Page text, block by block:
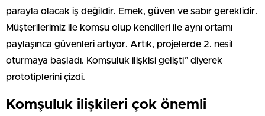
parayla olacak iş değildir. Emek, güven ve sabır gereklidir.
Müşterilerimiz ile komşu olup kendileri ile aynı ortamı
paylaşınca güvenleri artıyor. Artık, projelerde 2. nesil
oturmaya başladı. Komşuluk ilişkisi gelişti” diyerek
prototiplerini çizdi.
Komşuluk ilişkileri çok önemli